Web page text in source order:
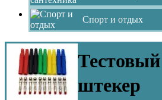
Спорт и отдых
Тестовый
штекер